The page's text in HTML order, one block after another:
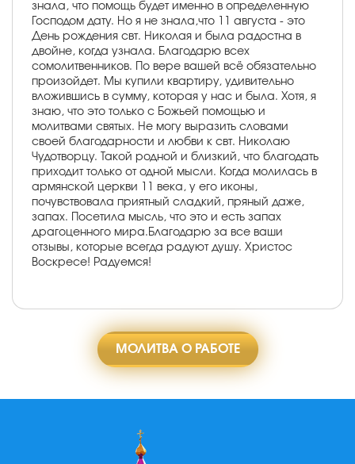
знала, что помощь будет именно в определенную
Господом дату. Но я не знала,что 11 августа - это
День рождения свт. Николая и была радостна в
двойне, когда узнала. Благодарю всех
сомолитвенников. По вере вашей всё обязательно
произойдет. Мы купили квартиру, удивительно
вложившись в сумму, которая у нас и была. Хотя, я
знаю, что это только с Божьей помощью и
молитвами святых. Не могу выразить словами
своей благодарности и любви к свт. Николаю
Чудотворцу. Такой родной и близкий, что благодать
приходит только от одной мысли. Когда молилась в
армянской церкви 11 века, у его иконы,
почувствовала приятный сладкий, пряный даже,
запах. Посетила мысль, что это и есть запах
драгоценного мира.Благодарю за все ваши
отзывы, которые всегда радуют душу. Христос
Воскресе! Радуемся!
МОЛИТВА О РАБОТЕ